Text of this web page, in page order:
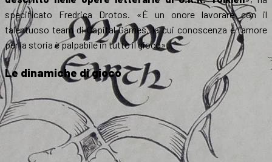
specificato Fredrica Drotos. «È un onore lavorare con il
talentuoso team di Capital Games, la cui conoscenza e l’amore
per la storia è palpabile in tutto il gioco».
Le dinamiche di gioco